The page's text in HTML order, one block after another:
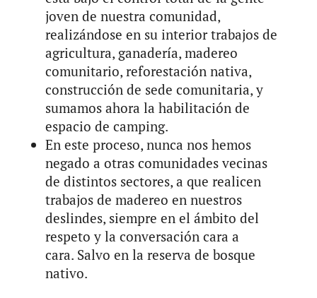
joven de nuestra comunidad,
realizándose en su interior trabajos de
agricultura, ganadería, madereo
comunitario, reforestación nativa,
construcción de sede comunitaria, y
sumamos ahora la habilitación de
espacio de camping.
En este proceso, nunca nos hemos
negado a otras comunidades vecinas
de distintos sectores, a que realicen
trabajos de madereo en nuestros
deslindes, siempre en el ámbito del
respeto y la conversación cara a
cara. Salvo en la reserva de bosque
nativo.